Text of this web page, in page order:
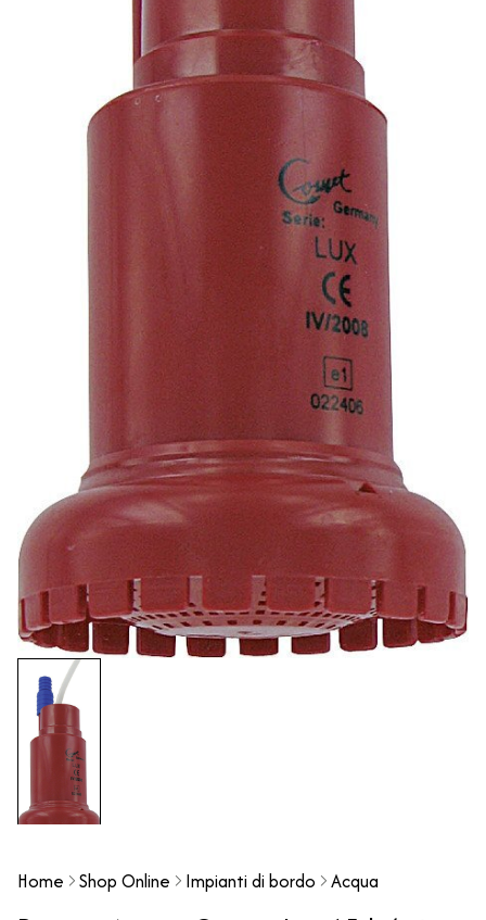
Home Shop Online Impianti di bordo Acqua